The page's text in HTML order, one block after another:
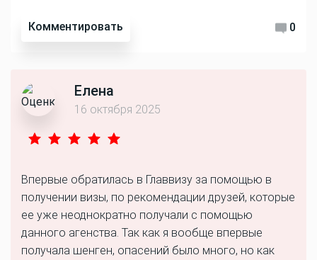
Комментировать 0
Елена
16 октября 2025
Впервые обратилась в Главвизу за помощью в
получении визы, по рекомендации друзей, которые
ее уже неоднократно получали с помощью
данного агенства. Так как я вообще впервые
получала шенген, опасений было много, но как